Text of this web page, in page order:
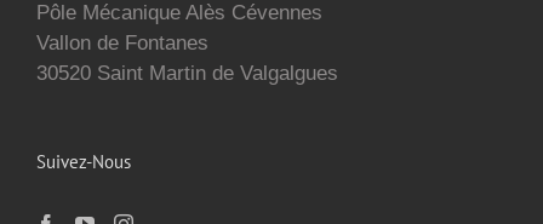
Pôle Mécanique Alès Cévennes
Vallon de Fontanes
30520 Saint Martin de Valgalgues
Suivez-Nous